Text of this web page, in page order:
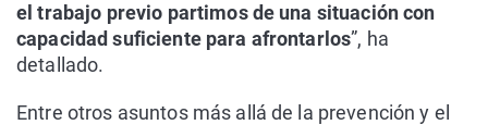
el trabajo previo partimos de una situación con
capacidad suficiente para afrontarlos”, ha
detallado.
Entre otros asuntos más allá de la prevención y el